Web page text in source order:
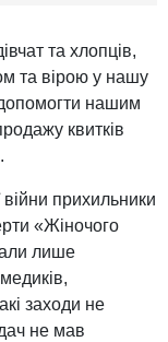
та хлопців,
та вірою у нашу
нашим
квитків
прихильники
«Жіночого
лише
заходи не
не мав